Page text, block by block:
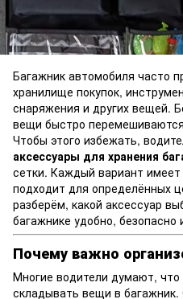
Багажник автомобиля часто
хранилище покупок,
снаряжения и других вещей.
вещи быстро
Чтобы этого избежать,
аксессуары для хранения
сетки. Каждый вариант
подходит для определённых
разберём, какой аксессуар
багажнике удобно,
Почему важно
Многие водители думают, что
складывать вещи в багажник.